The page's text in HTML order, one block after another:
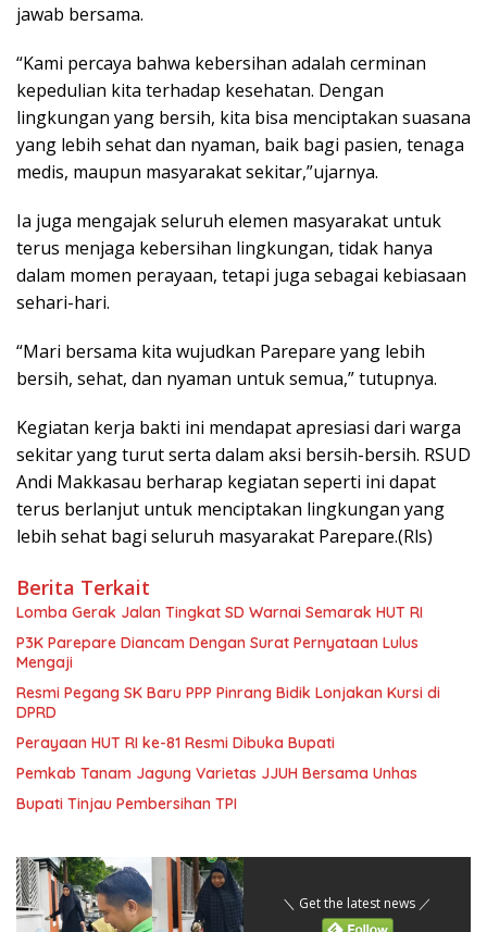
jawab bersama.
“Kami percaya bahwa kebersihan adalah cerminan
kepedulian kita terhadap kesehatan. Dengan
lingkungan yang bersih, kita bisa menciptakan suasana
yang lebih sehat dan nyaman, baik bagi pasien, tenaga
medis, maupun masyarakat sekitar,”ujarnya.
Ia juga mengajak seluruh elemen masyarakat untuk
terus menjaga kebersihan lingkungan, tidak hanya
dalam momen perayaan, tetapi juga sebagai kebiasaan
sehari-hari.
“Mari bersama kita wujudkan Parepare yang lebih
bersih, sehat, dan nyaman untuk semua,” tutupnya.
Kegiatan kerja bakti ini mendapat apresiasi dari warga
sekitar yang turut serta dalam aksi bersih-bersih. RSUD
Andi Makkasau berharap kegiatan seperti ini dapat
terus berlanjut untuk menciptakan lingkungan yang
lebih sehat bagi seluruh masyarakat Parepare.(Rls)
Berita Terkait
Lomba Gerak Jalan Tingkat SD Warnai Semarak HUT RI
P3K Parepare Diancam Dengan Surat Pernyataan Lulus
Mengaji
Resmi Pegang SK Baru PPP Pinrang Bidik Lonjakan Kursi di
DPRD
Perayaan HUT RI ke-81 Resmi Dibuka Bupati
Pemkab Tanam Jagung Varietas JJUH Bersama Unhas
Bupati Tinjau Pembersihan TPI
＼ Get the latest news ／